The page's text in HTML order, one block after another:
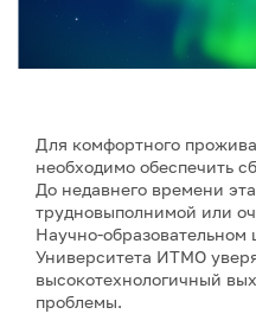
Для комфортного
необходимо обеспечить
До недавнего времени
трудновыполнимой или
Научно-
Университета ИТМО
высокотехнологичный
проблемы.